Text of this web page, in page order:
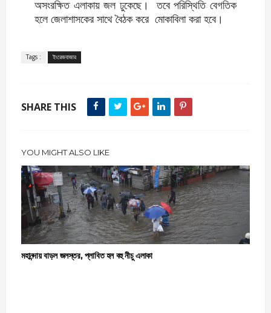
অসংরক্ষিত এলাকায় জল ঢুকেছে। তবে পরিস্থিতি বেগতিক
হলে জেলাশাসকের সাথে বৈঠক করে মোকাবিলা করা হবে।
Tags : ইংরেজবাজার
SHARE THIS
YOU MIGHT ALSO LIKE
মহানন্দায় বাড়ল জলস্তর, প্লাবিত হল বহু নীচু এলাকা